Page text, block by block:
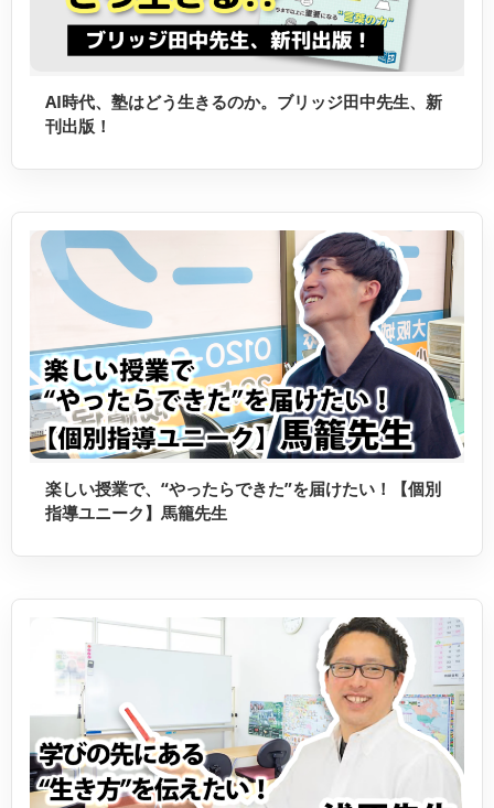
AI時代、塾はどう生きるのか。ブリッジ田中先生、新
刊出版！
楽しい授業で、“やったらできた”を届けたい！【個別
指導ユニーク】馬籠先生